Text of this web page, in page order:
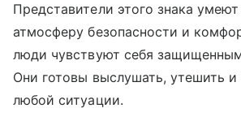
Представители этого знака умеют
атмосферу безопасности и
люди чувствуют себя
Они готовы выслушать, утешить
любой ситуации.